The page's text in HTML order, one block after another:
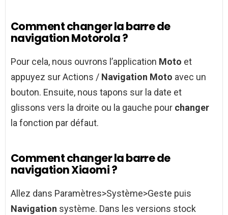
Comment changer la barre de
navigation Motorola ?
Pour cela, nous ouvrons l’application Moto et
appuyez sur Actions / Navigation Moto avec un
bouton. Ensuite, nous tapons sur la date et
glissons vers la droite ou la gauche pour changer
la fonction par défaut.
Comment changer la barre de
navigation Xiaomi ?
Allez dans Paramètres>Système>Geste puis
Navigation système. Dans les versions stock